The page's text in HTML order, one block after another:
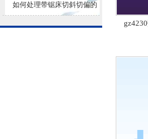
量大小
如何处理带锯床切斜切偏的
问题？